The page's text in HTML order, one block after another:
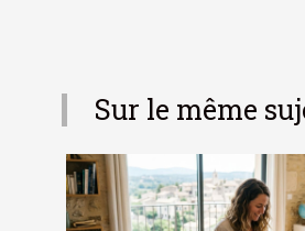
Sur le même